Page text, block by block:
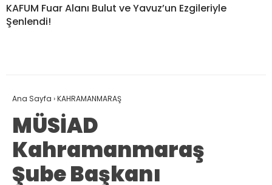
KAFUM Fuar Alanı Bulut ve Yavuz’un Ezgileriyle
Şenlendi!
Ana Sayfa ›KAHRAMANMARAŞ
MÜSİAD
Kahramanmaraş
Şube Başkanı